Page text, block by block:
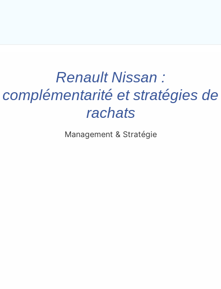
Renault Nissan :
complémentarité et stratégies de
rachats
Management & Stratégie